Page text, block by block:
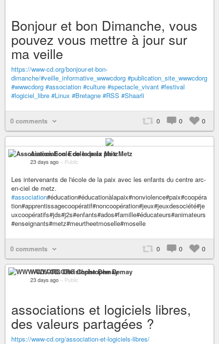
Bonjour et bon Dimanche, vous
pouvez vous mettre à jour sur
ma veille
https://www-cd.org/bonjour-et-bon-
dimanche/#veille_informative_wwwcdorg #publication_site_wwwcdorg
#wwwcdorg #association #culture #spectacle_vivant #festival
#logiciel_libre #Linux #Bretagne #RSS #Shaarli
0 comments 0 0 0
Association Ecole de la paix Metz
23 days ago – Public
Les intervenants de l'école de la paix avec les enfants du centre arc-
en-ciel de metz.
#association#éducation#éducationàlapaix#nonviolence#paix#coopéra
tion#apprentissagecoopératif#noncoopération#jeux#jeuxdesociété#je
uxcoopératifs#jds#j2s#enfants#ados#famille#éducateurs#animateurs
#enseignants#metz#meurtheetmoselle#moselle
0 comments 0 0 0
WWW-CD.ORG Christophe Demay
23 days ago – Public
associations et logiciels libres,
des valeurs partagées ?
https://www-cd.org/association-et-logiciels-libres/